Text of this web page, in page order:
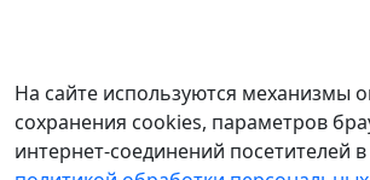
На сайте используются механизмы
сохранения cookies, параметров
интернет-соединений посетителей в